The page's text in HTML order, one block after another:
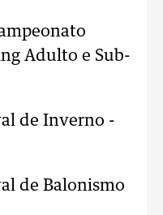
Adulto e Sub-
de Inverno -
de Balonismo